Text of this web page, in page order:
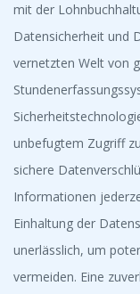
mit der
Datensicherheit und
vernetzten Welt von
unbefugtem Zugriff
sichere
Informationen
Einhaltung der
unerlässlich, um
vermeiden. Eine